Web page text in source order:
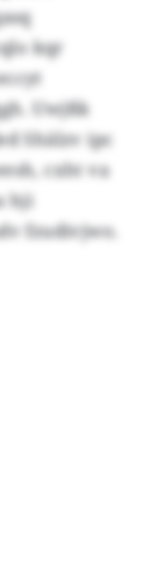
kqr
Uwjßk
Shälzv ipc
cxht va
hji
fzudivjwo.